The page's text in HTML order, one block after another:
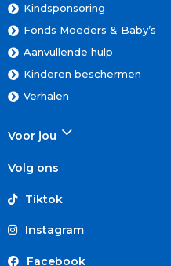
Kindsponsoring
Fonds Moeders & Baby’s
Aanvullende hulp
Kinderen beschermen
Verhalen
Voor jou
Volg ons
Tiktok
Instagram
Facebook